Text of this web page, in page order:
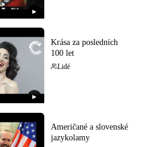
▶
▶
Krása za posledních
100 let
Lidé
Američané a slovenské
jazykolamy